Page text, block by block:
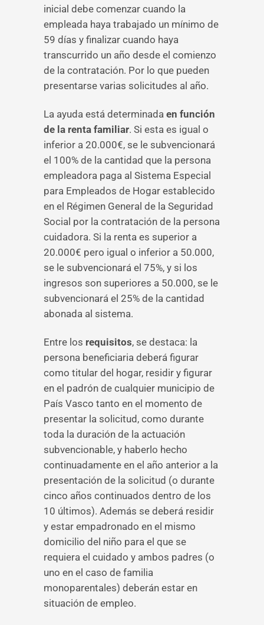
inicial debe comenzar cuando la
empleada haya trabajado un mínimo de
59 días y finalizar cuando haya
transcurrido un año desde el comienzo
de la contratación. Por lo que pueden
presentarse varias solicitudes al año.
La ayuda está determinada en función
de la renta familiar. Si esta es igual o
inferior a 20.000€, se le subvencionará
el 100% de la cantidad que la persona
empleadora paga al Sistema Especial
para Empleados de Hogar establecido
en el Régimen General de la Seguridad
Social por la contratación de la persona
cuidadora. Si la renta es superior a
20.000€ pero igual o inferior a 50.000,
se le subvencionará el 75%, y si los
ingresos son superiores a 50.000, se le
subvencionará el 25% de la cantidad
abonada al sistema.
Entre los requisitos, se destaca: la
persona beneficiaria deberá figurar
como titular del hogar, residir y figurar
en el padrón de cualquier municipio de
País Vasco tanto en el momento de
presentar la solicitud, como durante
toda la duración de la actuación
subvencionable, y haberlo hecho
continuadamente en el año anterior a la
presentación de la solicitud (o durante
cinco años continuados dentro de los
10 últimos). Además se deberá residir
y estar empadronado en el mismo
domicilio del niño para el que se
requiera el cuidado y ambos padres (o
uno en el caso de familia
monoparentales) deberán estar en
situación de empleo.